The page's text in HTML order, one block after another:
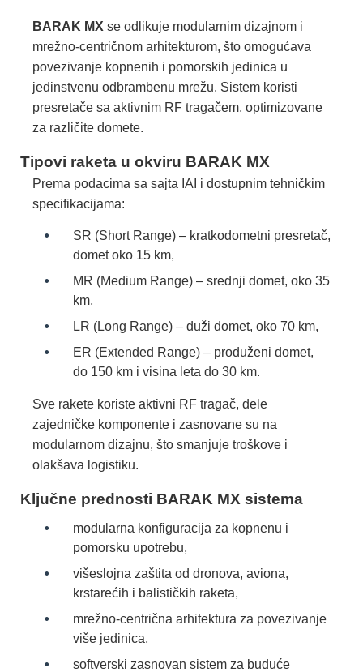
BARAK MX se odlikuje modularnim dizajnom i
mrežno-centričnom arhitekturom, što omogućava
povezivanje kopnenih i pomorskih jedinica u
jedinstvenu odbrambenu mrežu. Sistem koristi
presretače sa aktivnim RF tragačem, optimizovane
za različite domete.
Tipovi raketa u okviru BARAK MX
Prema podacima sa sajta IAI i dostupnim tehničkim
specifikacijama:
SR (Short Range) – kratkodometni presretač,
domet oko 15 km,
MR (Medium Range) – srednji domet, oko 35
km,
LR (Long Range) – duži domet, oko 70 km,
ER (Extended Range) – produženi domet,
do 150 km i visina leta do 30 km.
Sve rakete koriste aktivni RF tragač, dele
zajedničke komponente i zasnovane su na
modularnom dizajnu, što smanjuje troškove i
olakšava logistiku.
Ključne prednosti BARAK MX sistema
modularna konfiguracija za kopnenu i
pomorsku upotrebu,
višeslojna zaštita od dronova, aviona,
krstarećih i balističkih raketa,
mrežno-centrična arhitektura za povezivanje
više jedinica,
softverski zasnovan sistem za buduće